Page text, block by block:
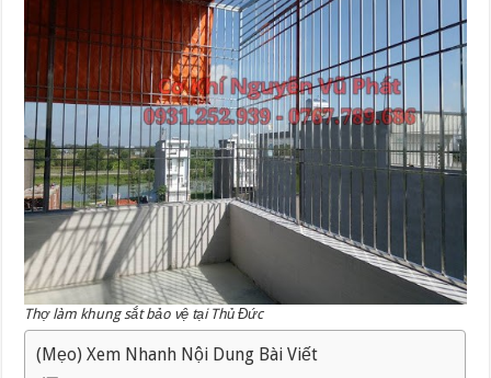
Thợ làm khung sắt bảo vệ tại Thủ Đức
(Mẹo) Xem Nhanh Nội Dung Bài Viết